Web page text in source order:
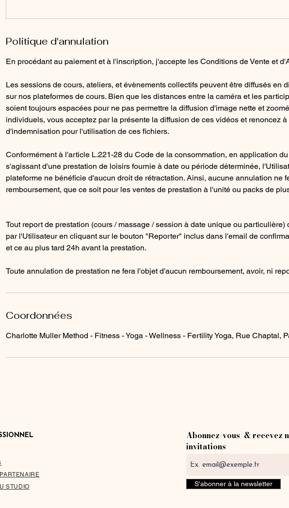
Politique d'annulation
En procédant au paiement et à l'inscription, j'accepte les Conditions de Vente et
Les sessions de cours, ateliers, et évènements collectifs peuvent être diffusés en
sur nos plateformes de cours. Bien que les distances entre la caméra et les
soient toujours espacées pour ne pas permettre la diffusion d'image nette et
individuels, vous acceptez par la présente la diffusion de ces vidéos et renoncez
d'indemnisation pour l'utilisation de ces fichiers.
Conformément à l'article L.221-28 du Code de la consommation, en application
s'agissant d'une prestation de loisirs fournie à date ou période déterminée,
plateforme ne bénéficie d'aucun droit de rétractation. Ainsi, aucune annulation ne
remboursement, que ce soit pour les ventes de prestation à l'unité ou packs de
Tout report de prestation (cours / massage / session à date unique ou particulière)
par l'Utilisateur en cliquant sur le bouton "Reporter" inclus dans l'email de
et ce au plus tard 24h avant la prestation.
Toute annulation de prestation ne fera l'objet d'aucun remboursement, avoir, ni
Coordonnées
Charlotte Muller Method - Fitness - Yoga - Wellness - Fertility Yoga, Rue Chaptal,
STUDIO
Abonnez-vous & recevez
invitations
S'abonner à la newsletter